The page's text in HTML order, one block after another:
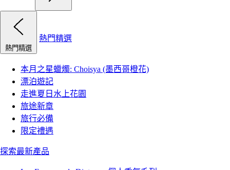
熱門精選
熱門精選
本月之星蠟燭: Choisya (墨西哥橙花)
漂泊遊記
走進夏日水上花園
旅途新章
旅行必備
限定禮遇
探索最新產品